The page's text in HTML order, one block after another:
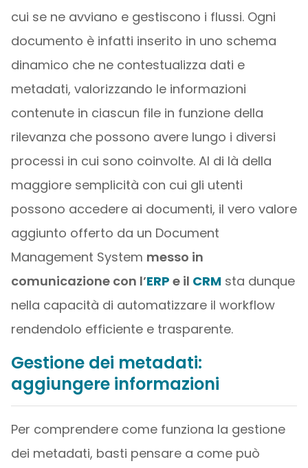
cui se ne avviano e gestiscono i flussi. Ogni
documento è infatti inserito in uno schema
dinamico che ne contestualizza dati e
metadati, valorizzando le informazioni
contenute in ciascun file in funzione della
rilevanza che possono avere lungo i diversi
processi in cui sono coinvolte. Al di là della
maggiore semplicità con cui gli utenti
possono accedere ai documenti, il vero valore
aggiunto offerto da un Document
Management System messo in
comunicazione con l’ERP e il CRMsta dunque
nella capacità di automatizzare il workflow
rendendolo efficiente e trasparente.
Gestione dei metadati:
aggiungere informazioni
Per comprendere come funziona la gestione
dei metadati, basti pensare a come può